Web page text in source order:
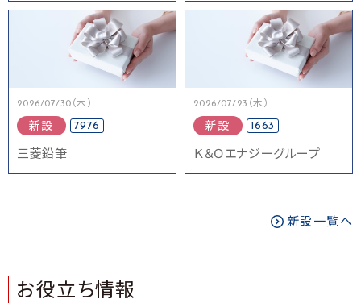
2026/07/30（木）
新設 7976
三菱鉛筆
2026/07/23（木）
新設 1663
Ｋ＆Ｏエナジーグループ
新設一覧へ
お役立ち情報